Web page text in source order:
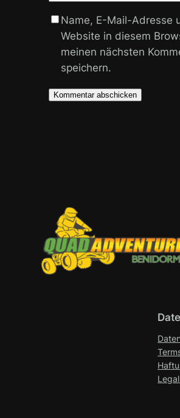
Name, E-Mail-Adresse
Website in diesem
meinen nächsten
speichern.